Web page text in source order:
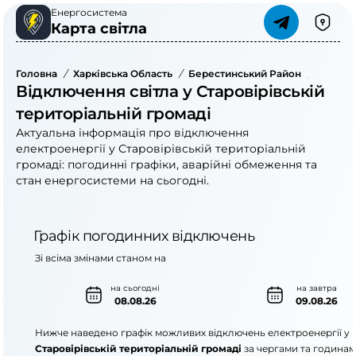
Енергосистема
Карта світла
Головна / Харківська Область / Берестинський Район
Відключення світла у Старовірівській
територіальній громаді
Актуальна інформація про відключення
електроенергії у Старовірівській територіальній
громаді: погодинні графіки, аварійні обмеження та
стан енергосистеми на сьогодні.
Графік погодинних відключень
на сьогодні
08.08.26
на завтра
09.08.26
Зі всіма змінами станом на
Нижче наведено графік можливих відключень електроенергії у
Старовірівській територіальній громаді за чергами та